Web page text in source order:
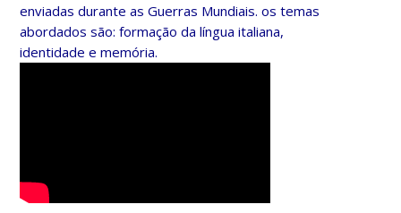
enviadas durante as Guerras Mundiais. os temas
abordados são: formação da língua italiana,
identidade e memória.